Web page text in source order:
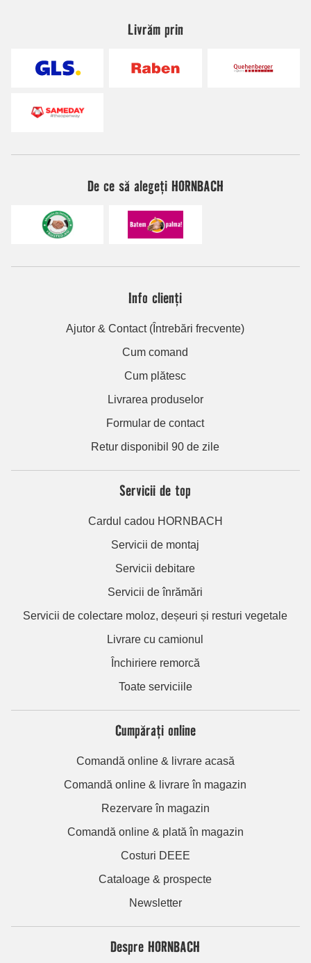
Livrăm prin
De ce să alegeți HORNBACH
Info clienți
Ajutor & Contact (Întrebări frecvente)
Cum comand
Cum plătesc
Livrarea produselor
Formular de contact
Retur disponibil 90 de zile
Servicii de top
Cardul cadou HORNBACH
Servicii de montaj
Servicii debitare
Servicii de înrămări
Servicii de colectare moloz, deșeuri și resturi vegetale
Livrare cu camionul
Închiriere remorcă
Toate serviciile
Cumpărați online
Comandă online & livrare acasă
Comandă online & livrare în magazin
Rezervare în magazin
Comandă online & plată în magazin
Costuri DEEE
Cataloage & prospecte
Newsletter
Despre HORNBACH